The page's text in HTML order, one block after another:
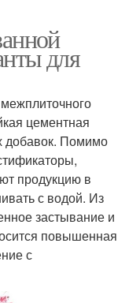
для
цементная
добавок. Помимо
продукцию в
с водой. Из
застывание и
повышенная
с